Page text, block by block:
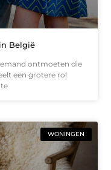
België
ontmoeten die
een grotere rol
WONINGEN